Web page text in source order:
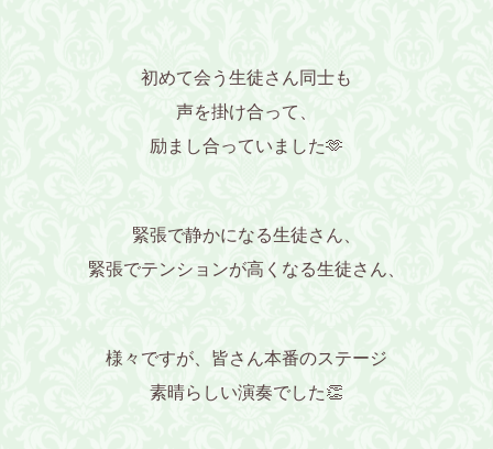
初めて会う生徒さん同士も
声を掛け合って、
励まし合っていました🫶
緊張で静かになる生徒さん、
緊張でテンションが高くなる生徒さん、
様々ですが、皆さん本番のステージ
素晴らしい演奏でした👏